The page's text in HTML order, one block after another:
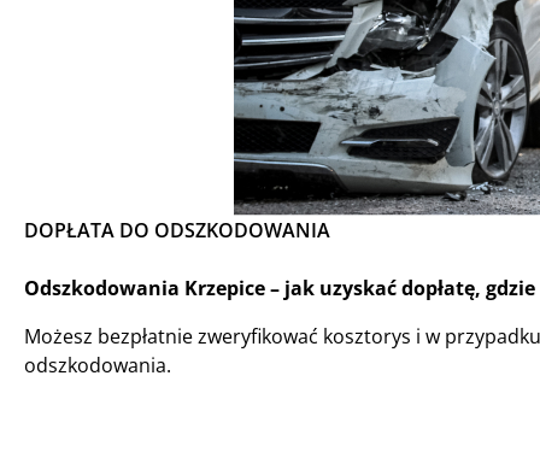
DOPŁATA DO ODSZKODOWANIA
Odszkodowania Krzepice – jak uzyskać dopłatę,
Możesz bezpłatnie zweryfikować kosztorys i w
odszkodowania.